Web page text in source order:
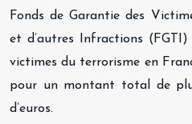
Fonds de Garantie des
et d’autres Infractions
victimes du terrorisme en
pour un montant total de
d’euros.